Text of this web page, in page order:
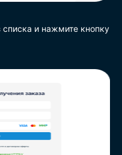
и нажмите кнопку